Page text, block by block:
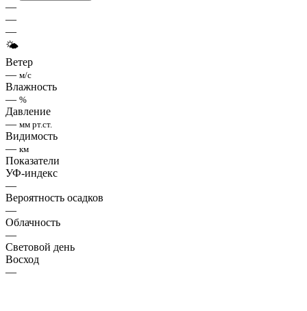
—
—
—
🌤
Ветер
— м/с
Влажность
— %
Давление
— мм рт.ст.
Видимость
— км
Показатели
УФ-индекс
—
Вероятность осадков
—
Облачность
—
Световой день
Восход
—